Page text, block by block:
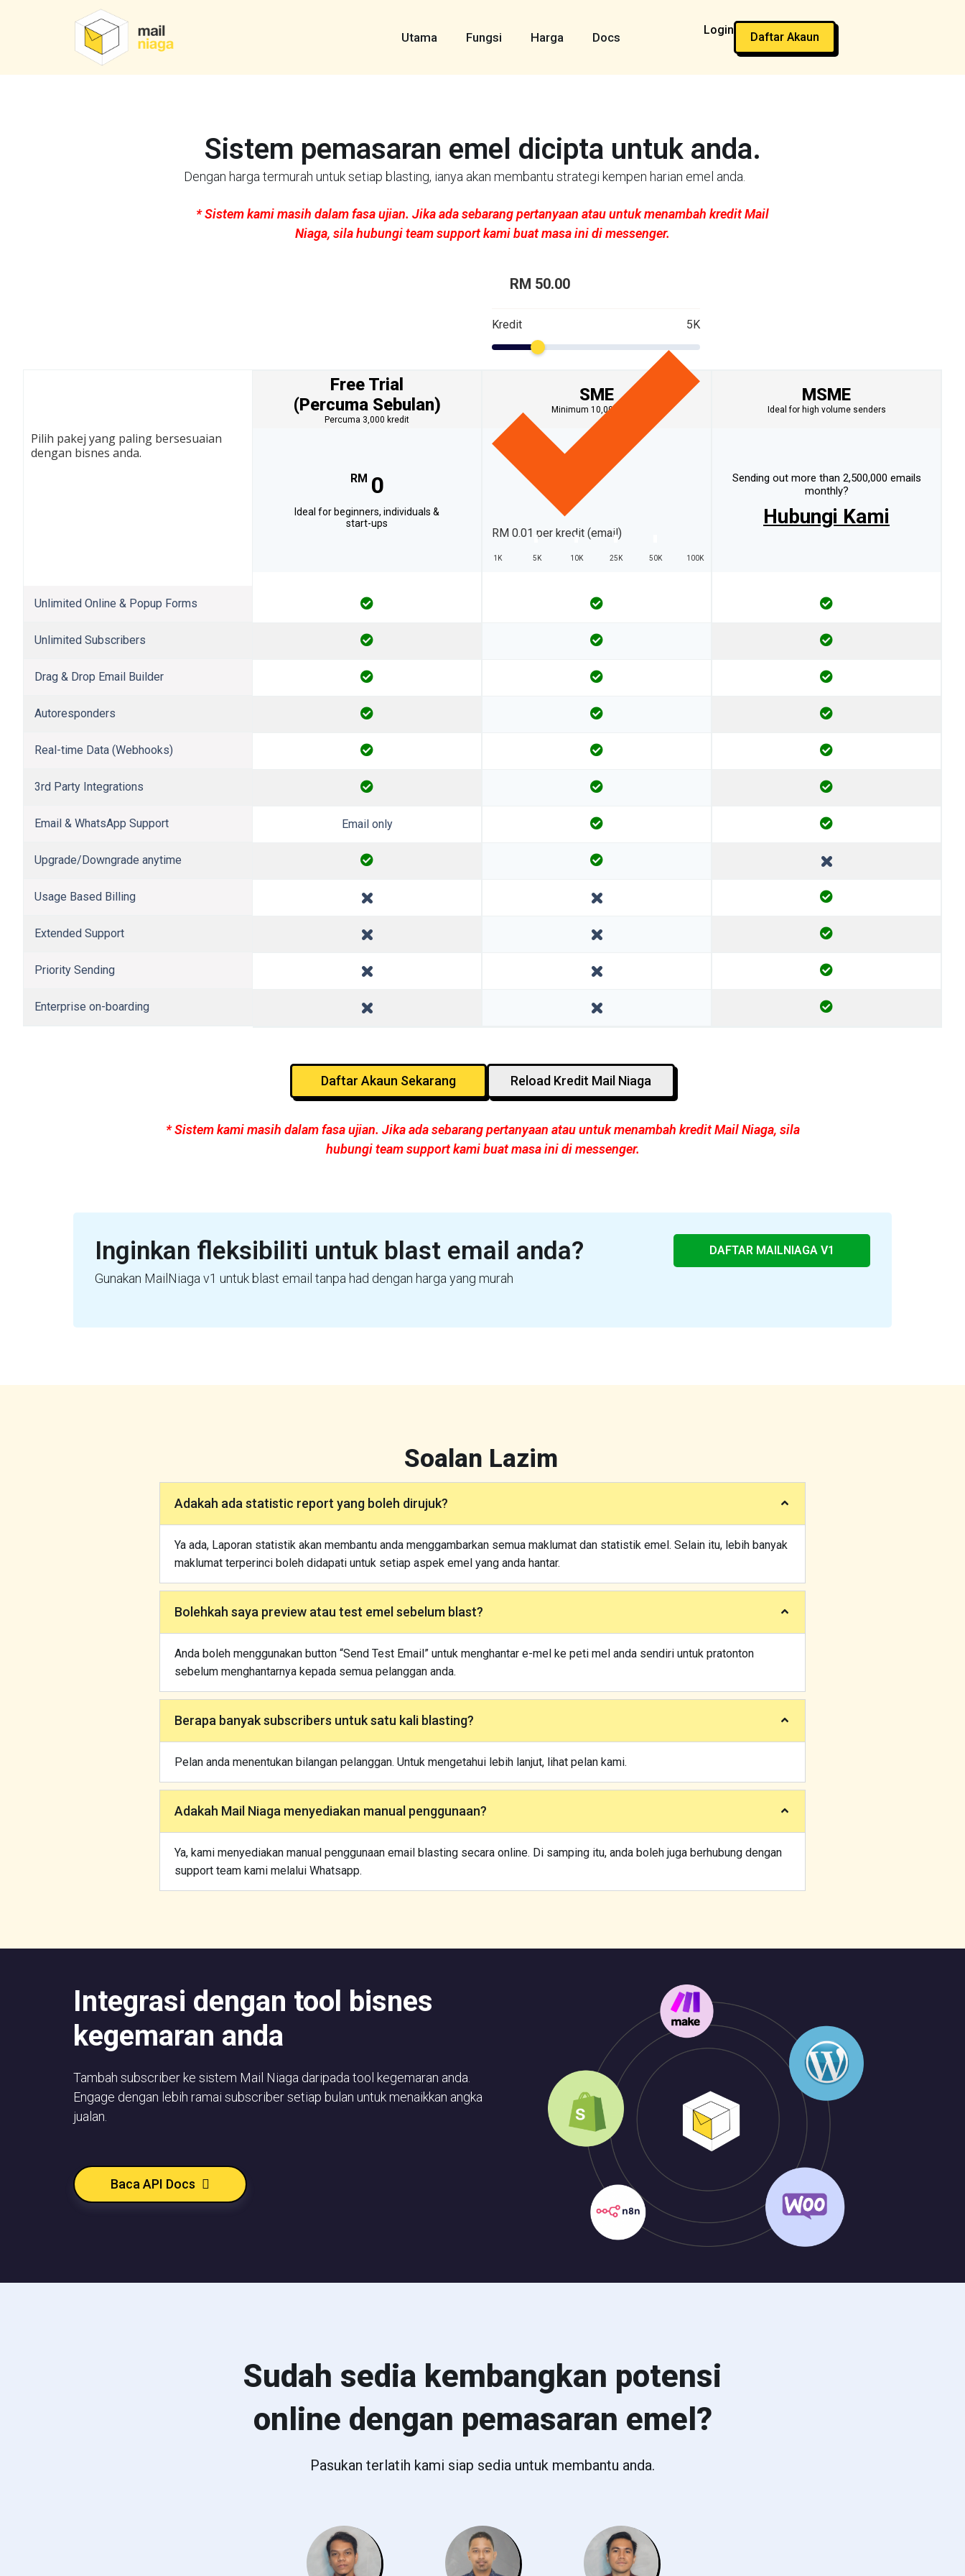
Utama Fungsi Harga Docs
Login
Daftar Akaun
Sistem pemasaran emel dicipta untuk anda.
Dengan harga termurah untuk setiap blasting, ianya akan membantu strategi kempen harian emel anda.
* Sistem kami masih dalam fasa ujian. Jika ada sebarang pertanyaan atau untuk menambah kredit Mail
Niaga, sila hubungi team support kami buat masa ini di messenger.
RM 50.00
Kredit 5K
1K 5K 10K 25K 50K 100K
RM 0.01 per kredit (email)
Pilih pakej yang paling bersesuaian
dengan bisnes anda.
Unlimited Online & Popup Forms
Unlimited Subscribers
Drag & Drop Email Builder
Autoresponders
Real-time Data (Webhooks)
3rd Party Integrations
Email & WhatsApp Support
Upgrade/Downgrade anytime
Usage Based Billing
Extended Support
Priority Sending
Enterprise on-boarding
Free Trial
(Percuma Sebulan)
Percuma 3,000 kredit
RM 0
Ideal for beginners, individuals &
start-ups
Email only
SME
Minimum 10,000 kredit
MSME
Ideal for high volume senders
Sending out more than 2,500,000 emails
monthly?
Hubungi Kami
Daftar Akaun Sekarang Reload Kredit Mail Niaga
* Sistem kami masih dalam fasa ujian. Jika ada sebarang pertanyaan atau untuk menambah kredit Mail Niaga, sila
hubungi team support kami buat masa ini di messenger.
Inginkan fleksibiliti untuk blast email anda?
Gunakan MailNiaga v1 untuk blast email tanpa had dengan harga yang murah
DAFTAR MAILNIAGA V1
Soalan Lazim
Adakah ada statistic report yang boleh dirujuk?
Ya ada, Laporan statistik akan membantu anda menggambarkan semua maklumat dan statistik emel. Selain itu, lebih banyak
maklumat terperinci boleh didapati untuk setiap aspek emel yang anda hantar.
Bolehkah saya preview atau test emel sebelum blast?
Anda boleh menggunakan button “Send Test Email” untuk menghantar e-mel ke peti mel anda sendiri untuk pratonton
sebelum menghantarnya kepada semua pelanggan anda.
Berapa banyak subscribers untuk satu kali blasting?
Pelan anda menentukan bilangan pelanggan. Untuk mengetahui lebih lanjut, lihat pelan kami.
Adakah Mail Niaga menyediakan manual penggunaan?
Ya, kami menyediakan manual penggunaan email blasting secara online. Di samping itu, anda boleh juga berhubung dengan
support team kami melalui Whatsapp.
Integrasi dengan tool bisnes
kegemaran anda
Tambah subscriber ke sistem Mail Niaga daripada tool kegemaran anda.
Engage dengan lebih ramai subscriber setiap bulan untuk menaikkan angka
jualan.
Baca API Docs
Sudah sedia kembangkan potensi
online dengan pemasaran emel?
Pasukan terlatih kami siap sedia untuk membantu anda.